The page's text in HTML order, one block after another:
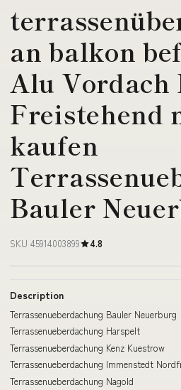
an balkon
Alu Vordach
Freistehend
kaufen
Bauler
SKU 45914003899 4.8
Description
Terrassenueberdachung Bauler Neuerburg
Terrassenueberdachung Harspelt
Terrassenueberdachung Kenz Kuestrow
Terrassenueberdachung Immenstedt
Terrassenueberdachung Nagold